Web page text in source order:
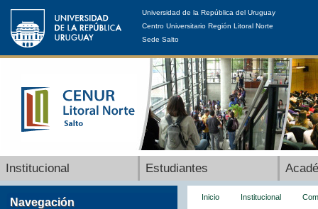
Universidad de la República del Uruguay
Centro Universitario Región Litoral Norte
Sede Salto
Institucional Estudiantes
Navegación Inicio Institucional